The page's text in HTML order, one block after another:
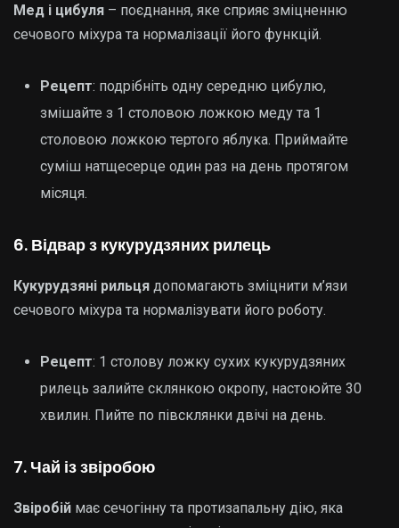
Мед і цибуля – поєднання, яке сприяє зміцненню
сечового міхура та нормалізації його функцій.
Рецепт: подрібніть одну середню цибулю,
змішайте з 1 столовою ложкою меду та 1
столовою ложкою тертого яблука. Приймайте
суміш натщесерце один раз на день протягом
місяця.
6. Відвар з кукурудзяних рилець
Кукурудзяні рильця допомагають зміцнити м’язи
сечового міхура та нормалізувати його роботу.
Рецепт: 1 столову ложку сухих кукурудзяних
рилець залийте склянкою окропу, настоюйте 30
хвилин. Пийте по півсклянки двічі на день.
7. Чай із звіробою
Звіробій має сечогінну та протизапальну дію, яка